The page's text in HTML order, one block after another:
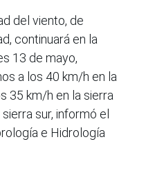
del viento, de
continuará en la
13 de mayo,
a los 40 km/h en la
35 km/h en la sierra
sur, informó el
e Hidrología